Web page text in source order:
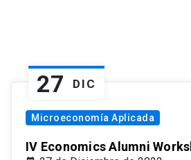
27 DIC
Microeconomía Aplicada
IV Economics Alumni